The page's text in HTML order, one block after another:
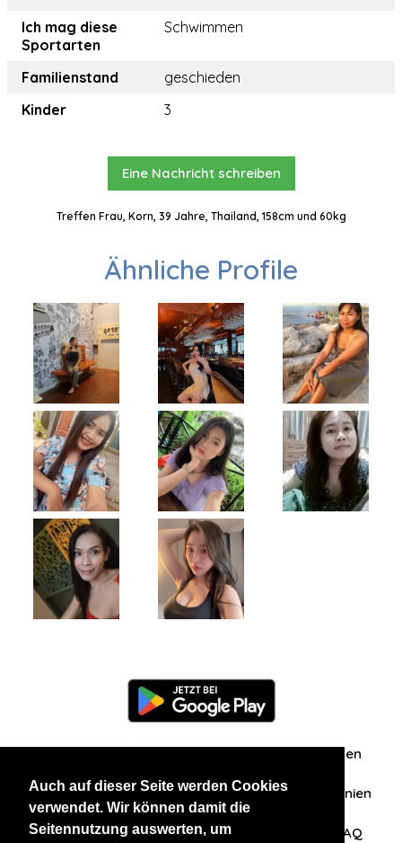
Auch auf dieser Seite werden Cookies
verwendet. Wir können damit die
Seitennutzung auswerten, um
Ich mag diese
Sportarten
Schwimmen
Familienstand
geschieden
Kinder
3
Eine Nachricht schreiben
Treffen Frau, Korn, 39 Jahre, Thailand, 158cm und 60kg
Ähnliche Profile
Zuschriften/Erfahrungen
Datenschutzerklärung AGB Datenschutzrichtlinien
Nehmen Sie Kontakt mit uns auf FAQ